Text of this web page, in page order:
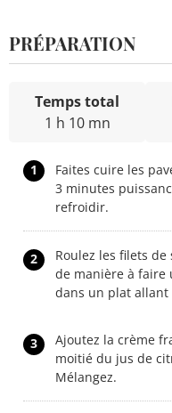
PRÉPARATION
Temps total
1 h 10 mn
1
Faites cuire les
3 minutes
refroidir.
2
Roulez les filets
de manière à faire
dans un plat allant
3
Ajoutez la crème
moitié du jus de
Mélangez.